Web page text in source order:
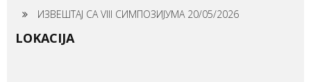
ИЗВЕШТАЈ СА VIII СИМПОЗИЈУМА 20/05/2026
LOKACIJA